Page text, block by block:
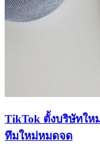
TikTok ตั้งบริษัทให
ทึมใหม่หมดจด